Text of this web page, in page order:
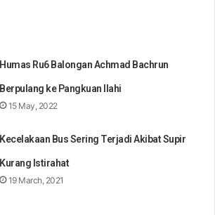
Humas Ru6 Balongan Achmad Bachrun
Berpulang ke Pangkuan Ilahi
15 May, 2022
Kecelakaan Bus Sering Terjadi Akibat Supir
Kurang Istirahat
19 March, 2021